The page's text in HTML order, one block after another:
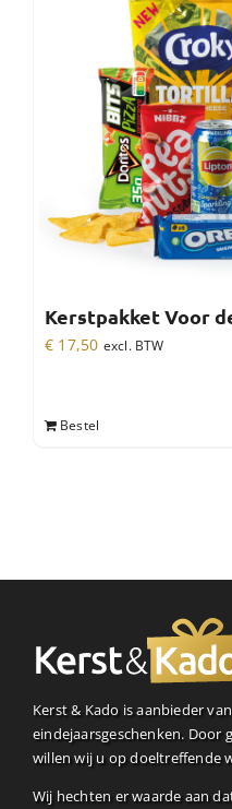
Kerstpakket Voor
€ 17,50 excl. BTW
Bestel
Kerst & Kado is aanbieder
eindejaarsgeschenken. Door
willen wij u op doeltreffende
Wij hechten er waarde aan